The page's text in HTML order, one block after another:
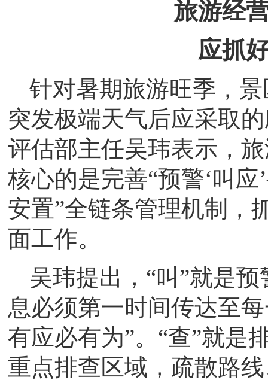
旅游经
应抓
针对暑期旅游旺季，
突发极端天气后应采取
评估部主任吴玮表示，
核心的是完善“预警‘叫
安置”全链条管理机制，
面工作。
吴玮提出，“叫”就是
息必须第一时间传达至
有应必有为”。“查”就是
重点排查区域，疏散路